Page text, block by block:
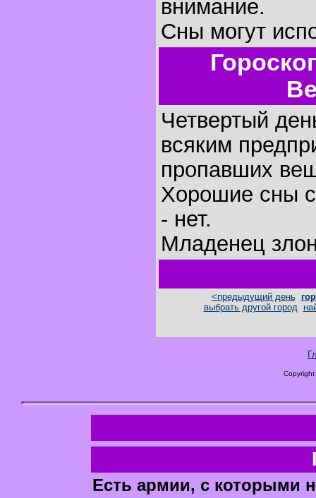
внимание.
Сны могут
Четвертый
всяким
пропавших
Хорошие сны
- нет.
Младенец
<предыдущий день
выбрать другой город
Есть армии, с которыми